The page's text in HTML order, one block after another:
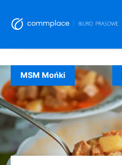
to
content
MSM Mońki